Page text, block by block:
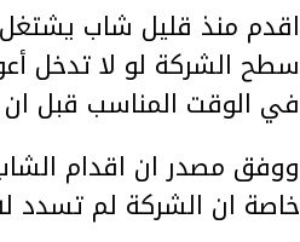
اقدم منذ قليل شاب يشتغل
سطح الشركة لو لا تدخل
في الوقت المناسب قبل
ووفق مصدر ان اقدام
خاصة ان الشركة لم تسدد